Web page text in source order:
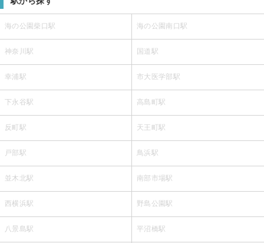
海の公園柴口駅 海の公園南口駅
神奈川駅 国道駅
幸浦駅 市大医学部駅
下永谷駅 高島町駅
反町駅 天王町駅
戸部駅 鳥浜駅
並木北駅 南部市場駅
西横浜駅 野島公園駅
八景島駅 平沼橋駅